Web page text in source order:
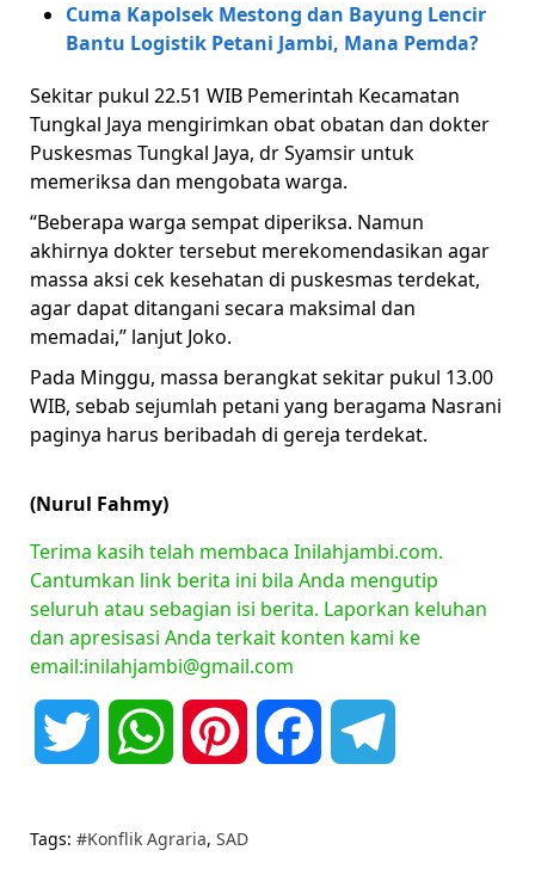
Cuma Kapolsek Mestong dan Bayung Lencir
Bantu Logistik Petani Jambi, Mana Pemda?
Sekitar pukul 22.51 WIB Pemerintah Kecamatan
Tungkal Jaya mengirimkan obat obatan dan dokter
Puskesmas Tungkal Jaya, dr Syamsir untuk
memeriksa dan mengobata warga.
“Beberapa warga sempat diperiksa. Namun
akhirnya dokter tersebut merekomendasikan agar
massa aksi cek kesehatan di puskesmas terdekat,
agar dapat ditangani secara maksimal dan
memadai,” lanjut Joko.
Pada Minggu, massa berangkat sekitar pukul 13.00
WIB, sebab sejumlah petani yang beragama Nasrani
paginya harus beribadah di gereja terdekat.
(Nurul Fahmy)
Terima kasih telah membaca Inilahjambi.com.
Cantumkan link berita ini bila Anda mengutip
seluruh atau sebagian isi berita. Laporkan keluhan
dan apresisasi Anda terkait konten kami ke
email:inilahjambi@gmail.com
Twitter WhatsAppPinterest Facebook
Tags: #Konflik Agraria, SAD